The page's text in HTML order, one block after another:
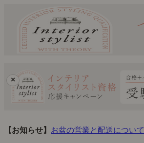
×
【お知らせ】 お盆の営業と配送について